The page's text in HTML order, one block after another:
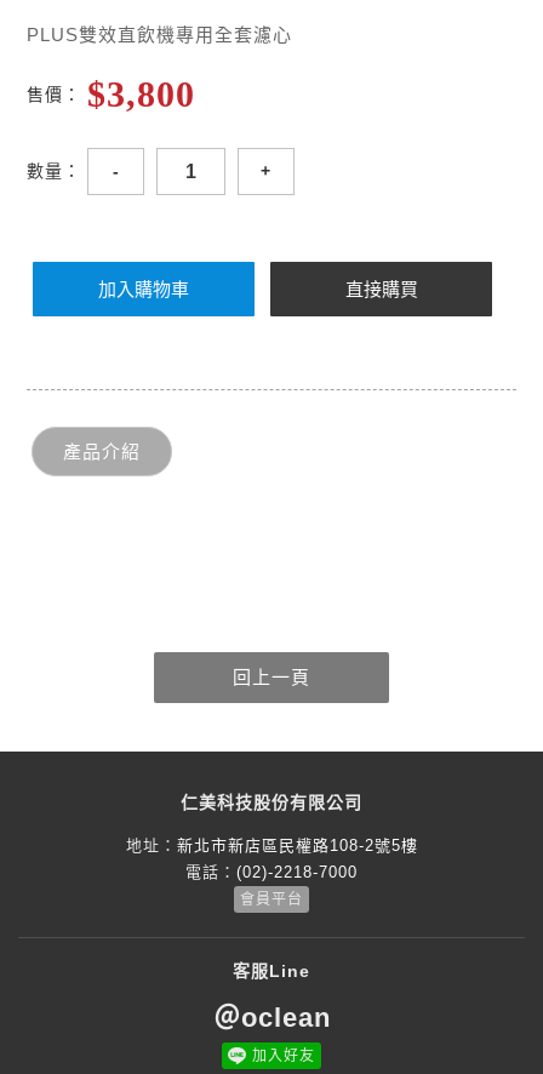
PLUS雙效直飲機專用全套濾心
售價： $3,800
數量： - +
產品介紹
仁美科技股份有限公司
地址： 新北市新店區民權路108-2號5樓
電話： (02)-2218-7000
會員平台
客服Line
＠oclean
加入好友